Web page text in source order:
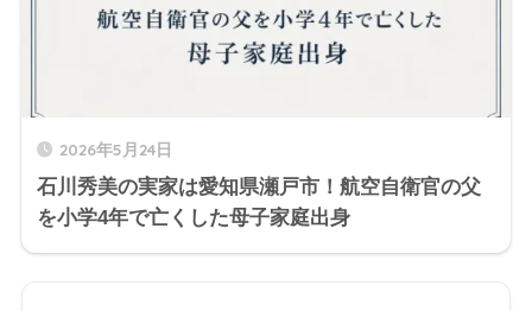
2026年5月24日
石川秀美の実家は愛知県瀬戸市！航空自衛官の父
を小学4年で亡くした母子家庭出身